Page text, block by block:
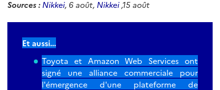
Sources : Nikkei, 6 août, Nikkei ,15 août
Et aussi...
Toyota et Amazon Web Services ont
signé une alliance commerciale pour
l'émergence d'une plateforme de